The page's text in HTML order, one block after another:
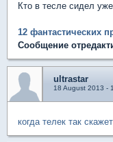
Кто в тесле сидел
12 фантастических
Сообщение
ultrastar
18 August 2013 -
когда телек так